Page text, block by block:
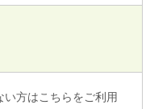
方はこちらをご利用